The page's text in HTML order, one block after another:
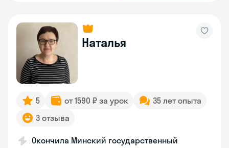
Наталья
5 от 1590 ₽ за урок
35 лет опыта
3 отзыва
Окончила Минский государственный